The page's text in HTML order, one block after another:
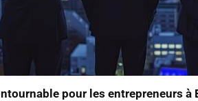
pour les entrepreneurs à